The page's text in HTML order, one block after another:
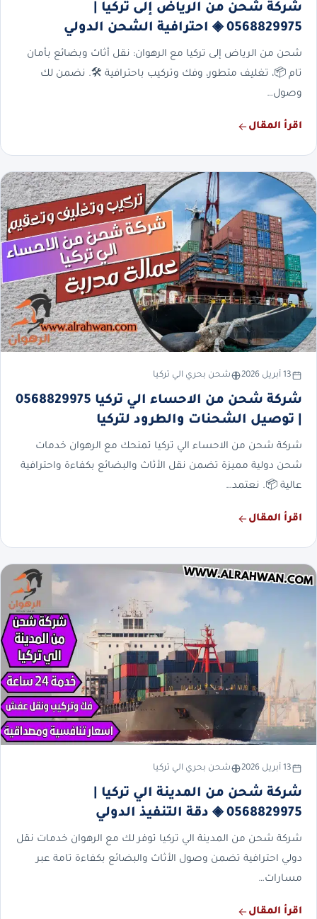
شركة شحن من الرياض إلى تركيا |
0568829975 ◈ احترافية الشحن الدولي
شحن من الرياض إلى تركيا مع الرهوان: نقل أثاث وبضائع بأمان
تام 📦، تغليف متطور، وفك وتركيب باحترافية 🛠️. نضمن لك
وصول…
اقرأ المقال
13 أبريل 2026 شحن بحري الي تركيا
شركة شحن من الاحساء الي تركيا 0568829975
| توصيل الشحنات والطرود لتركيا
شركة شحن من الاحساء الي تركيا تمنحك مع الرهوان خدمات
شحن دولية مميزة تضمن نقل الأثاث والبضائع بكفاءة واحترافية
عالية 📦. نعتمد…
اقرأ المقال
13 أبريل 2026 شحن بحري الي تركيا
شركة شحن من المدينة الي تركيا |
0568829975 ◈ دقة التنفيذ الدولي
شركة شحن من المدينة الي تركيا توفر لك مع الرهوان خدمات نقل
دولي احترافية تضمن وصول الأثاث والبضائع بكفاءة تامة عبر
مسارات…
اقرأ المقال